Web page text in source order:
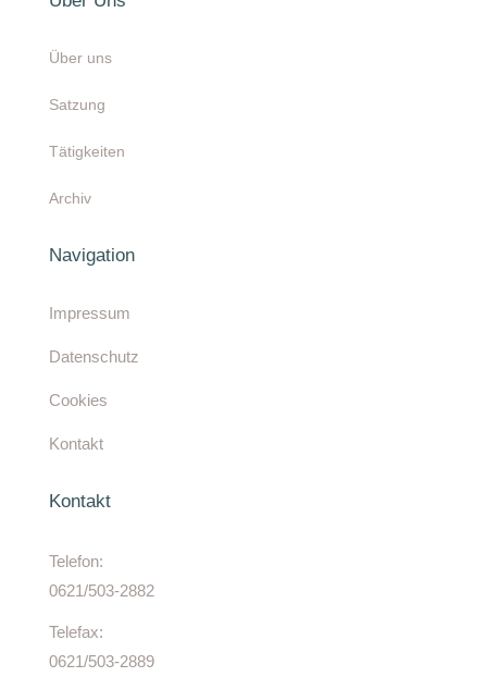
Über uns
Satzung
Tätigkeiten
Archiv
Navigation
Impressum
Datenschutz
Cookies
Kontakt
Kontakt
Telefon:
0621/503-2882
Telefax:
0621/503-2889